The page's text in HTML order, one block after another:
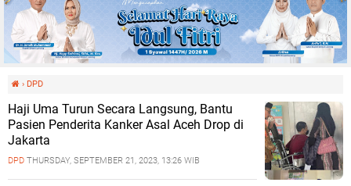
› DPD
Haji Uma Turun Secara Langsung, Bantu
Pasien Penderita Kanker Asal Aceh Drop di
Jakarta
DPD THURSDAY, SEPTEMBER 21, 2023, 13:26 WIB